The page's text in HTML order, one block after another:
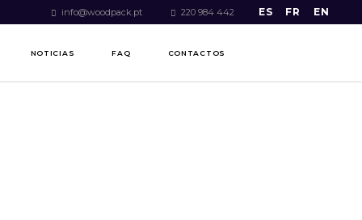
info@woodpack.pt 220 984 442 ES FR EN
NOTICIAS FAQ CONTACTOS